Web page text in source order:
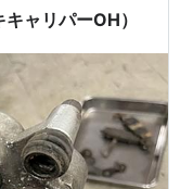
ャリパーOH）